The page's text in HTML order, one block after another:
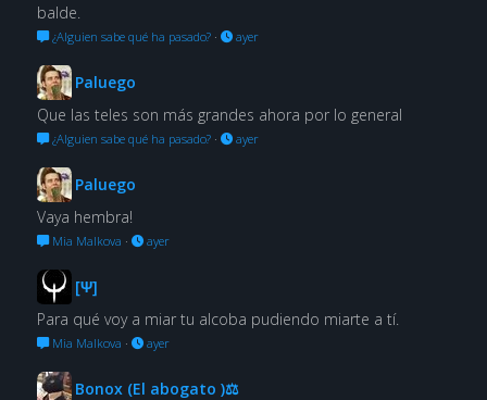
balde.
¿Alguien sabe qué ha pasado?· ayer
Paluego
Que las teles son más grandes ahora por lo general
¿Alguien sabe qué ha pasado?· ayer
Paluego
Vaya hembra!
Mia Malkova · ayer
[Ψ]
Para qué voy a miar tu alcoba pudiendo miarte a tí.
Mia Malkova · ayer
Bonox (El abogato )⚖